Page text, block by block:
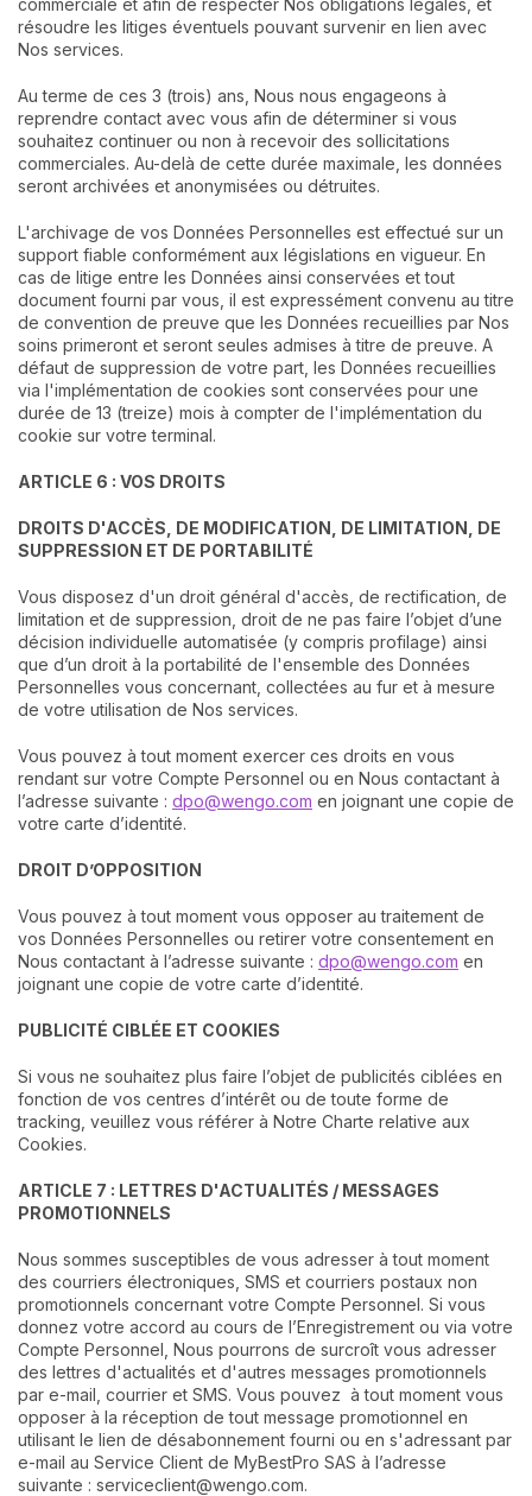
commerciale et afin de respecter Nos obligations légales, et
résoudre les litiges éventuels pouvant survenir en lien avec
Nos services.
Au terme de ces 3 (trois) ans, Nous nous engageons à
reprendre contact avec vous afin de déterminer si vous
souhaitez continuer ou non à recevoir des sollicitations
commerciales. Au-delà de cette durée maximale, les données
seront archivées et anonymisées ou détruites.
L'archivage de vos Données Personnelles est effectué sur un
support fiable conformément aux législations en vigueur. En
cas de litige entre les Données ainsi conservées et tout
document fourni par vous, il est expressément convenu au titre
de convention de preuve que les Données recueillies par Nos
soins primeront et seront seules admises à titre de preuve. A
défaut de suppression de votre part, les Données recueillies
via l'implémentation de cookies sont conservées pour une
durée de 13 (treize) mois à compter de l'implémentation du
cookie sur votre terminal.
ARTICLE 6 : VOS DROITS
DROITS D'ACCÈS, DE MODIFICATION, DE LIMITATION, DE
SUPPRESSION ET DE PORTABILITÉ
Vous disposez d'un droit général d'accès, de rectification, de
limitation et de suppression, droit de ne pas faire l’objet d’une
décision individuelle automatisée (y compris profilage) ainsi
que d’un droit à la portabilité de l'ensemble des Données
Personnelles vous concernant, collectées au fur et à mesure
de votre utilisation de Nos services.
Vous pouvez à tout moment exercer ces droits en vous
rendant sur votre Compte Personnel ou en Nous contactant à
l’adresse suivante : dpo@wengo.com en joignant une copie de
votre carte d’identité.
DROIT D’OPPOSITION
Vous pouvez à tout moment vous opposer au traitement de
vos Données Personnelles ou retirer votre consentement en
Nous contactant à l’adresse suivante : dpo@wengo.com en
joignant une copie de votre carte d’identité.
PUBLICITÉ CIBLÉE ET COOKIES
Si vous ne souhaitez plus faire l’objet de publicités ciblées en
fonction de vos centres d’intérêt ou de toute forme de
tracking, veuillez vous référer à Notre Charte relative aux
Cookies.
ARTICLE 7 : LETTRES D'ACTUALITÉS / MESSAGES
PROMOTIONNELS
Nous sommes susceptibles de vous adresser à tout moment
des courriers électroniques, SMS et courriers postaux non
promotionnels concernant votre Compte Personnel. Si vous
donnez votre accord au cours de l’Enregistrement ou via votre
Compte Personnel, Nous pourrons de surcroît vous adresser
des lettres d'actualités et d'autres messages promotionnels
par e-mail, courrier et SMS. Vous pouvez à tout moment vous
opposer à la réception de tout message promotionnel en
utilisant le lien de désabonnement fourni ou en s'adressant par
e-mail au Service Client de MyBestPro SAS à l’adresse
suivante : serviceclient@wengo.com.